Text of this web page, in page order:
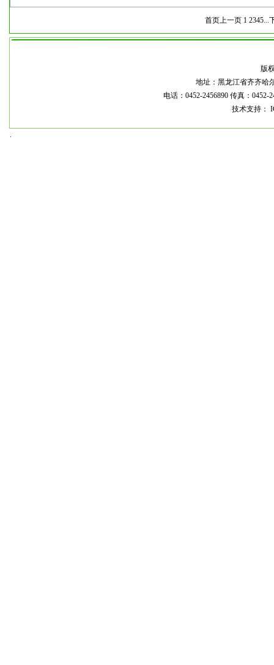
首页上一页1 2345...
版
地址：黑龙江省齐齐哈
电话：0452-2456890 传真：0452-
技术支持：